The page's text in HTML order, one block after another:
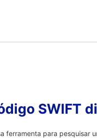
SWIFT
ferramenta para pesquisar